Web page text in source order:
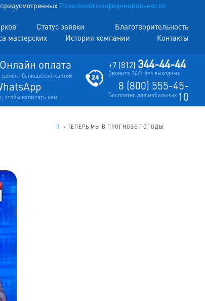
Политикой конфиденциальности
Статус заявки
Благотворительность
мастерских История компании Контакты
Онлайн оплата
ремонт банковской картой
чтобы написать нам
+7 (812) 344-44-44
Звоните 24/7 без выходных
8 (800) 555-45-
10
Бесплатно для мобильных
> ТЕПЕРЬ МЫ В ПРОГНОЗЕ ПОГОДЫ